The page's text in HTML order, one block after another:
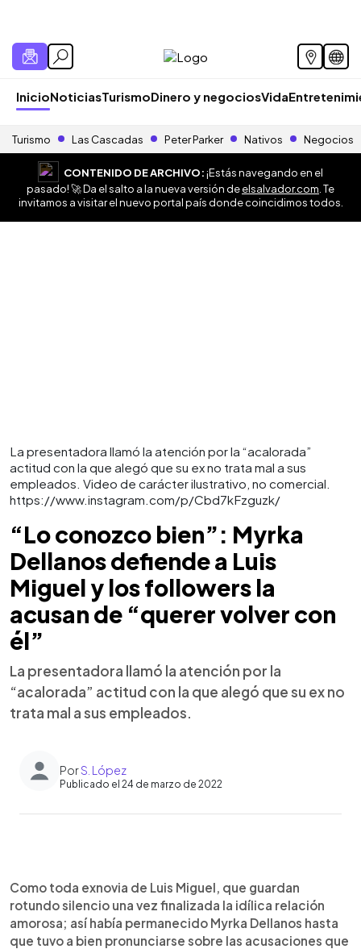
InicioNoticiasTurismoDinero y negociosVida
Turismo Las Cascadas Peter Parker Nativos Negocios
CONTENIDO DE ARCHIVO:¡Estás navegando en el
pasado! 🚀 Da el salto a la nueva versión deelsalvador.com . Te
invitamos a visitar el nuevo portal país donde coincidimos todos.
La presentadora llamó la atención por la “acalorada”
actitud con la que alegó que su ex no trata mal a sus
empleados. Video de carácter ilustrativo, no comercial.
https://www.instagram.com/p/Cbd7kFzguzk/
“Lo conozco bien”: Myrka
Dellanos defiende a Luis
Miguel y los followers la
acusan de “querer volver con
él”
La presentadora llamó la atención por la
“acalorada” actitud con la que alegó que su ex no
trata mal a sus empleados.
PorS. López
Publicado el 24 de marzo de 2022
Escuchar artículo
Como toda exnovia de Luis Miguel, que guardan
rotundo silencio una vez finalizada la idílica relación
amorosa; así había permanecido Myrka Dellanos hasta
que tuvo a bien pronunciarse sobre las acusaciones que